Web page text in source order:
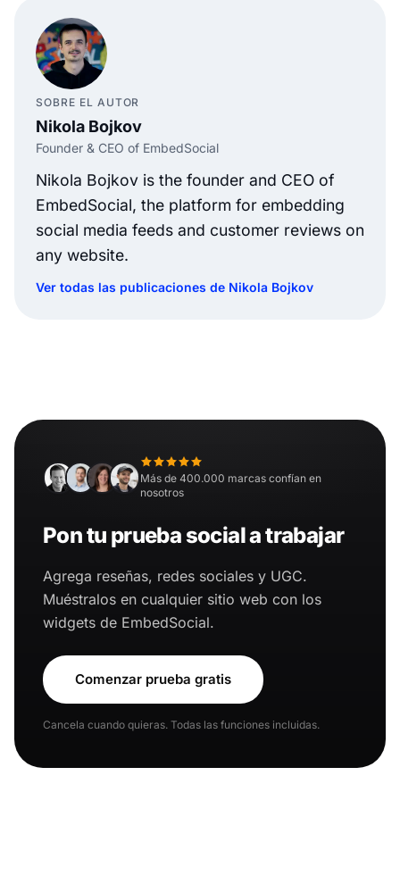
SOBRE EL AUTOR
Nikola Bojkov
Founder & CEO of EmbedSocial
Nikola Bojkov is the founder and CEO of
EmbedSocial, the platform for embedding
social media feeds and customer reviews on
any website.
Ver todas las publicaciones de Nikola Bojkov
Más de 400.000 marcas confían en
nosotros
Pon tu prueba social a trabajar
Agrega reseñas, redes sociales y UGC.
Muéstralos en cualquier sitio web con los
widgets de EmbedSocial.
Comenzar prueba gratis
Cancela cuando quieras. Todas las funciones incluidas.